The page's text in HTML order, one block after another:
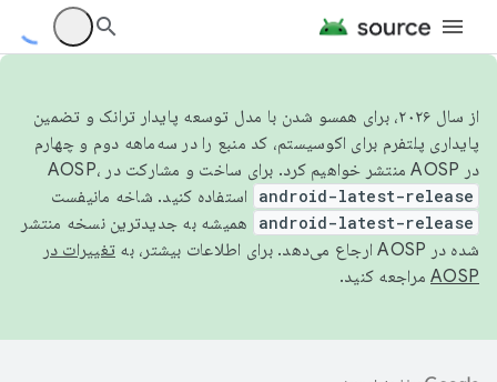
از سال ۲۰۲۶، برای همسو شدن با مدل توسعه پایدار ترانک و تضمین
پایداری پلتفرم برای اکوسیستم، کد منبع را در سه‌ماهه دوم و چهارم
در AOSP منتشر خواهیم کرد. برای ساخت و مشارکت در AOSP،
android-latest-release استفاده کنید. شاخه مانیفست
android-latest-release
همیشه به جدیدترین نسخه منتشر
شده در AOSP ارجاع می‌دهد. برای اطلاعات بیشتر، به
تغییرات در
AOSP مراجعه کنید.